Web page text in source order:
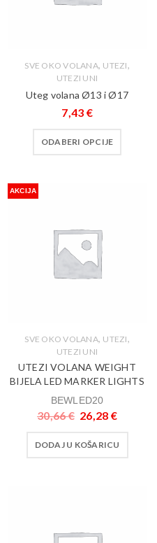
SVE OKO VOLANA, UTEZI,
UTEZI UNI
Uteg volana Ø13 i Ø17
7,43 €
ODABERI OPCIJE
AKCIJA
SVE OKO VOLANA, UTEZI,
UTEZI UNI
UTEZI VOLANA WEIGHT
BIJELA LED MARKER LIGHTS
BEWLED20
30,66€ 26,28 €
DODAJ U KOŠARICU